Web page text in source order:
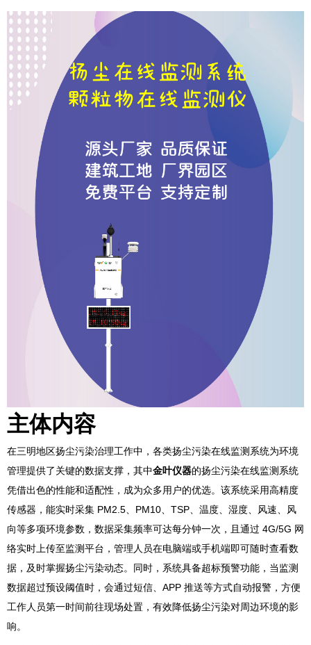
主体内容
在三明地区扬尘污染治理工作中，各类扬尘污染在线监测系统为环境
管理提供了关键的数据支撑，其中金叶仪器的扬尘污染在线监测系统
凭借出色的性能和适配性，成为众多用户的优选。该系统采用高精度
传感器，能实时采集 PM2.5、PM10、TSP、温度、湿度、风速、风
向等多项环境参数，数据采集频率可达每分钟一次，且通过 4G/5G 网
络实时上传至监测平台，管理人员在电脑端或手机端即可随时查看数
据，及时掌握扬尘污染动态。同时，系统具备超标预警功能，当监测
数据超过预设阈值时，会通过短信、APP 推送等方式自动报警，方便
工作人员第一时间前往现场处置，有效降低扬尘污染对周边环境的影
响。